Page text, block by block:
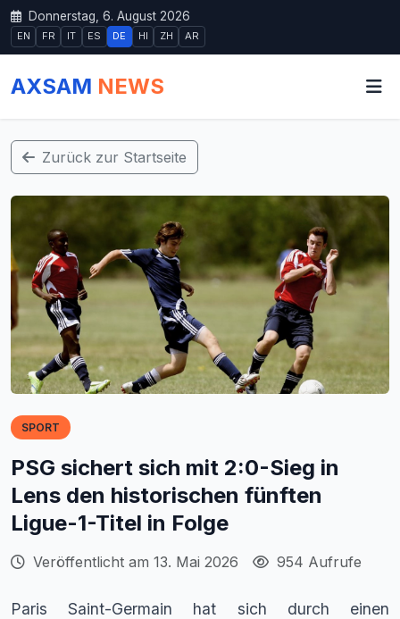
Donnerstag, 6. August 2026
EN FR IT ES DE HI ZH AR
AXSAM NEWS
Zurück zur Startseite
SPORT
PSG sichert sich mit 2:0-Sieg in
Lens den historischen fünften
Ligue-1-Titel in Folge
Veröffentlicht am 13. Mai 2026 954 Aufrufe
Paris Saint-Germain hat sich durch einen